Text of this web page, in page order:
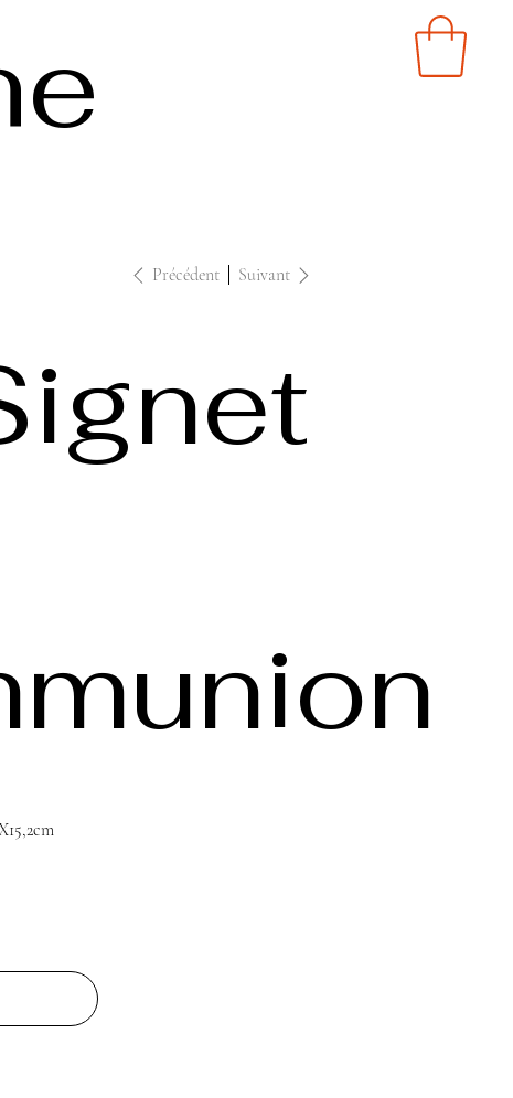
Précédent Suivant